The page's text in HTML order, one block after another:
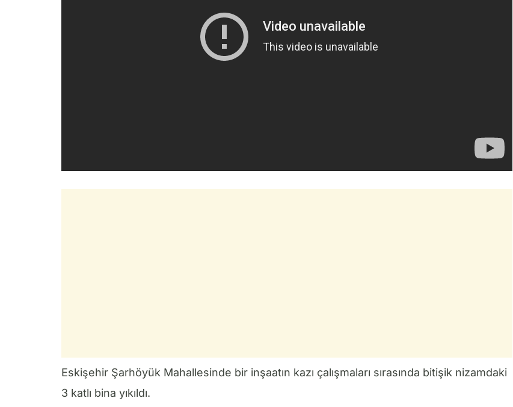
Eskişehir Şarhöyük Mahallesinde bir inşaatın kazı çalışmaları sırasında bitişik nizamdaki
3 katlı bina yıkıldı.